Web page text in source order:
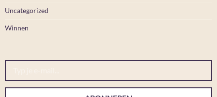
Uncategorized
Winnen
Typ je e-mail...